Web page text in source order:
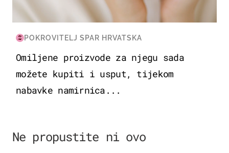
POKROVITELJ SPAR HRVATSKA
Omiljene proizvode za njegu sada
možete kupiti i usput, tijekom
nabavke namirnica...
Ne propustite ni ovo